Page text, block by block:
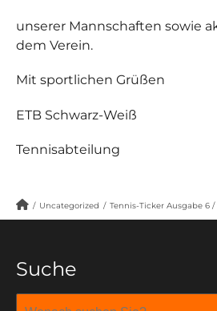
unserer Mannschaften sowie
dem Verein.
Mit sportlichen Grüßen
ETB Schwarz-Weiß
Tennisabteilung
/ Uncategorized / Tennis-Ticker Ausgabe 6 /
Suche